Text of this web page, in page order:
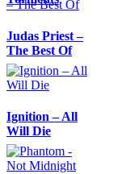
Judas Priest –
The Best Of
Ignition – All
Will Die